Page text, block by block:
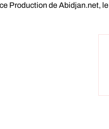
Production de Abidjan.net,